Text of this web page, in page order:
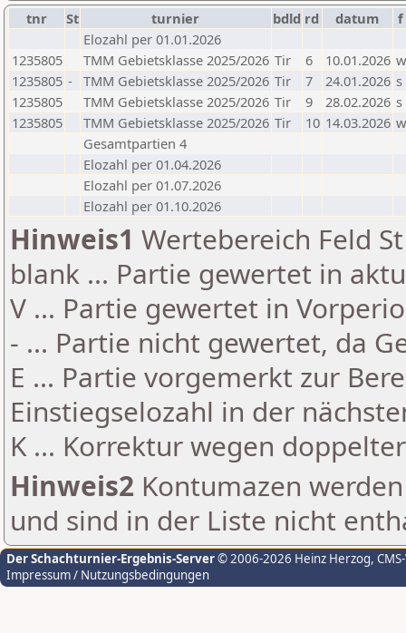
tnr St turnier bdld rd datum
f
Elozahl per 01.01.2026
1235805
TMM Gebietsklasse 2025/2026 Tir 6 10.01.2026 w
1235805 - TMM Gebietsklasse 2025/2026 Tir 7 24.01.2026 s
1235805
TMM Gebietsklasse 2025/2026 Tir 9 28.02.2026 s
1235805
TMM Gebietsklasse 2025/2026 Tir 10 14.03.2026 w
Gesamtpartien 4
Elozahl per 01.04.2026
Elozahl per 01.07.2026
Elozahl per 01.10.2026
Hinweis1 Wertebereich Feld
blank ... Partie gewertet in
V ... Partie gewertet in
- ... Partie nicht gewertet, da
E ... Partie vorgemerkt zur
Einstiegselozahl in der
K ... Korrektur wegen
Hinweis2 Kontumazen
und sind in der Liste nicht
Der Schachturnier-Ergebnis-Server© 2006-2026 Heinz Herzog,
Impressum / Nutzungsbedingungen